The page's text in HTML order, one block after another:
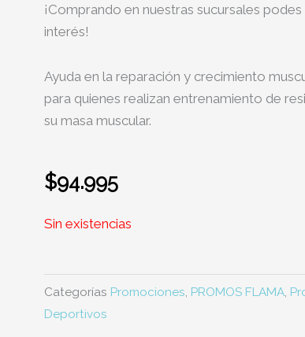
¡Comprando en nuestras sucursales
interés!
Ayuda en la reparación y crecimiento
para quienes realizan entrenamiento de
su masa muscular.
$94.995
Sin existencias
Categorías Promociones, PROMOS FLAMA,
Deportivos